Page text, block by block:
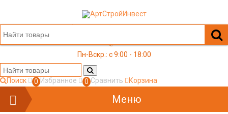
+7 (499) 117-03-05
Пн-Вскр.: c 9:00 - 18:00
Поиск 0 Избранное 0 Сравнить Корзина
Меню